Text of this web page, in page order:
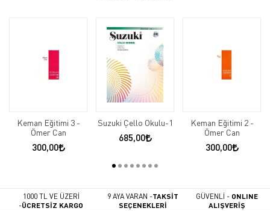
Keman Eğitimi 3 -
Ömer Can
300,00
Suzuki Çello Okulu-1
685,00
Keman Eğitimi 2 -
Ömer Can
300,00
1000 TL VE ÜZERİ
-ÜCRETSİZ KARGO
9 AYA VARAN -TAKSİT
SEÇENEKLERİ
GÜVENLİ - ONLINE
ALIŞVERİŞ